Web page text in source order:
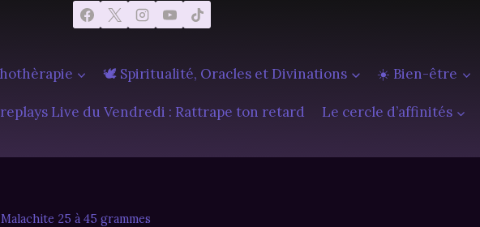
🕊️ Spiritualité, Oracles et Divinations ☀️ Bien-être
Live du Vendredi : Rattrape ton retard Le cercle d’affinités
Malachite 25 à 45 grammes